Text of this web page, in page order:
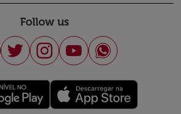
Follow us